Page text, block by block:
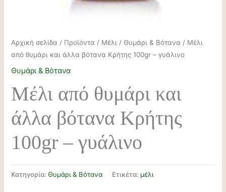
Αρχική σελίδα / Προϊόντα / Μέλι / Θυμάρι & Βότανα / Μέλι
από θυμάρι και άλλα βότανα Κρήτης 100gr – γυάλινο
Θυμάρι & Βότανα
Μέλι από θυμάρι και
άλλα βότανα Κρήτης
100gr – γυάλινο
Κατηγορία:Θυμάρι & Βότανα Ετικέτα: μέλι